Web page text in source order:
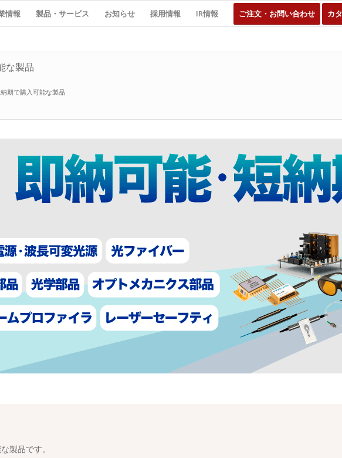
情報 製品・サービス お知らせ 採用情報 IR情報 ご注文・お問い合わせ カ
な製品
期で購入可能な製品
製品です。